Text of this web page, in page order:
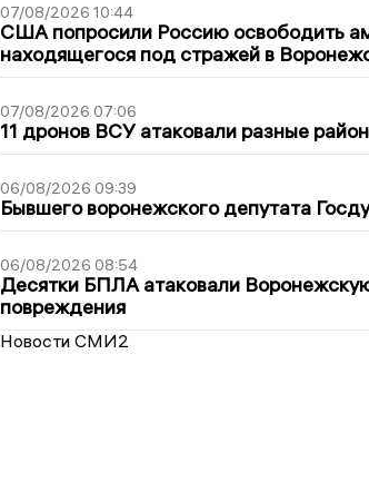
07/08/2026 10:44
США попросили Россию освободить
находящегося под стражей в
07/08/2026 07:06
11 дронов ВСУ атаковали разные
06/08/2026 09:39
Бывшего воронежского депутата
06/08/2026 08:54
Десятки БПЛА атаковали
повреждения
Новости СМИ2